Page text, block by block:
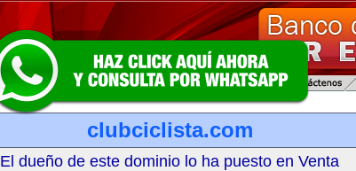
clubciclista.com
El dueño de este dominio lo ha puesto en Venta